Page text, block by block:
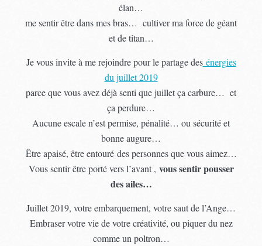
élan…
me sentir être dans mes bras… cultiver ma force de géant
et de titan…
Je vous invite à me rejoindre pour le partage desénergies
du juillet 2019
parce que vous avez déjà senti que juillet ça carbure… et
ça perdure…
Aucune escale n’est permise, pénalité… ou sécurité et
bonne augure…
Être apaisé, être entouré des personnes que vous aimez…
Vous sentir être porté vers l’avant , vous sentir pousser
des ailes…
Juillet 2019, votre embarquement, votre saut de l’Ange…
Embraser votre vie de votre créativité, ou piquer du nez
comme un poltron…